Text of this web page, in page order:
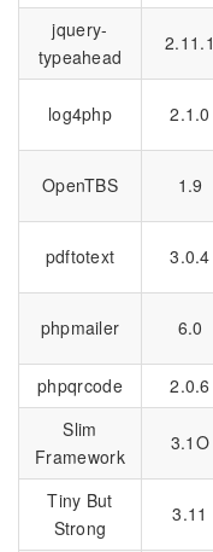
jquery-
typeahead
2.11.1
log4php 2.1.0
OpenTBS 1.9
pdftotext 3.0.4
phpmailer 6.0
phpqrcode
2.0.6
Slim
Framework
3.1O
Tiny But
Strong
3.11